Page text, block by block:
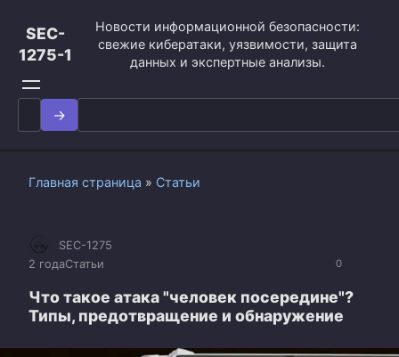
контенту
SEC-
1275-1
Новости информационной безопасности:
свежие кибератаки, уязвимости, защита
данных и экспертные анализы.
Search
for:
Главная страница » Статьи
0
SEC-1275
2 годаСтатьи
Что такое атака "человек посередине"?
Типы, предотвращение и обнаружение